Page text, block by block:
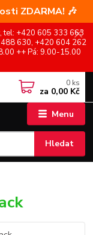
ZDARMA! 🎶
tel: +420 605 333 663
630, +420 604 262
++ Pá: 9.00-15.00
Menu
Hledat
0 ks
za 0,00 Kč